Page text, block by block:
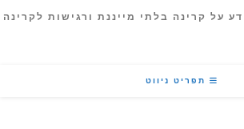
בלתי מייננת ורגישות לקרינה
תפריט ניווט